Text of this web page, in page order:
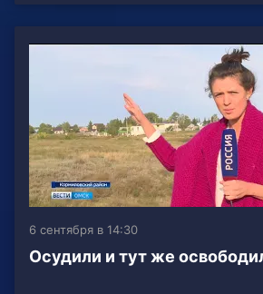
6 сентября в 14:30
Осудили и тут же